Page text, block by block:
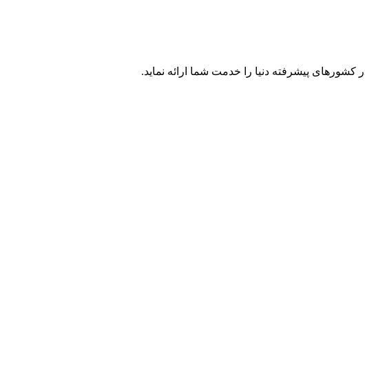
کشورهای پیشرفته دنیا را خدمت شما ارائه نماید.